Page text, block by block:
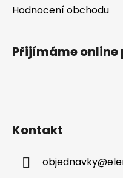
Hodnocení obchodu
Přijímáme
Kontakt
objednavky@